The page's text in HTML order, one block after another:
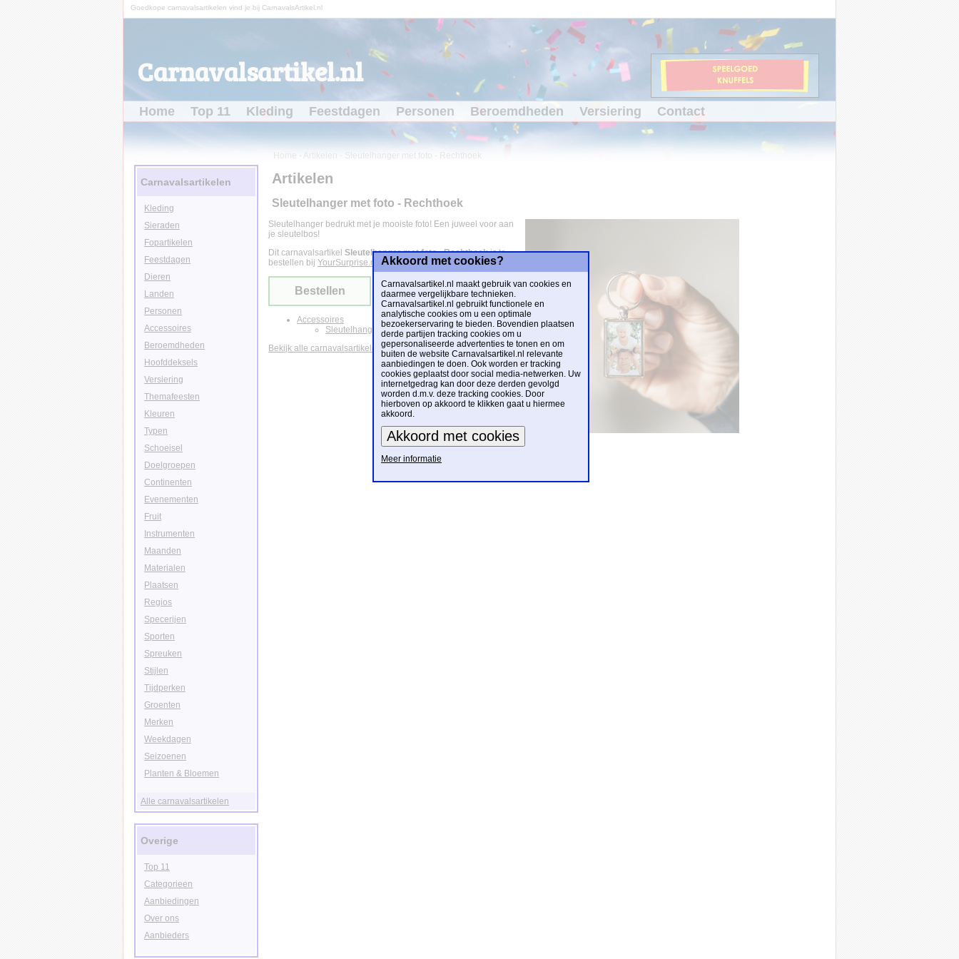
Goedkope carnavalsartikelen vind je bij CarnavalsArtikel.nl
Carnavalsartikel.nl
Home Top 11 Kleding Feestdagen Personen Beroemdheden Versiering Contact
Home Artikelen Sleutelhanger met foto - Rechthoek
Artikelen
Sleutelhanger met foto - Rechthoek
Sleutelhanger bedrukt met je mooiste foto! Een juweel voor aan
je sleutelbos!
Dit carnavalsartikel Sleutelhanger met foto - Rechthoekis te
bestellen bij YourSurprise.nl voor€ 12,95
Bestellen
Accessoires
Sleutelhangers
Bekijk alle carnavalsartikelen
Carnavalsartikelen
Kleding
Sieraden
Fopartikelen
Feestdagen
Dieren
Landen
Personen
Accessoires
Beroemdheden
Hoofddeksels
Versiering
Themafeesten
Kleuren
Typen
Schoeisel
Doelgroepen
Continenten
Evenementen
Fruit
Instrumenten
Maanden
Materialen
Plaatsen
Regios
Specerijen
Sporten
Spreuken
Stijlen
Tijdperken
Groenten
Merken
Weekdagen
Seizoenen
Planten & Bloemen
Alle carnavalsartikelen
Overige
Top 11
Categorieen
Aanbiedingen
Over ons
Aanbieders
Akkoord met cookies?
Carnavalsartikel.nl maakt gebruik van cookies en
daarmee vergelijkbare technieken.
Carnavalsartikel.nl gebruikt functionele en
analytische cookies om u een optimale
bezoekerservaring te bieden. Bovendien plaatsen
derde partijen tracking cookies om u
gepersonaliseerde advertenties te tonen en om
buiten de website Carnavalsartikel.nl relevante
aanbiedingen te doen. Ook worden er tracking
cookies geplaatst door social media-netwerken. Uw
internetgedrag kan door deze derden gevolgd
worden d.m.v. deze tracking cookies. Door
hierboven op akkoord te klikken gaat u hiermee
akkoord.
Meer informatie